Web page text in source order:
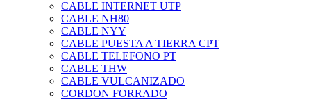
CABLE INTERNET UTP
CABLE NH80
CABLE NYY
CABLE PUESTA A TIERRA CPT
CABLE TELEFONO PT
CABLE THW
CABLE VULCANIZADO
CORDON FORRADO